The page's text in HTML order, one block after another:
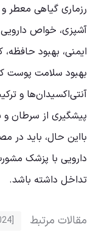
رزماری گیاهی معطر
آشپزی، خواص
ایمنی، بهبود
بهبود سلامت پوست
آنتی‌اکسیدان‌ها و
پیشگیری از سرطان و
بااین حال، باید در
دارویی با پزشک
تداخل داشته باشد.
مقالات مرتبط
[10/24/2024 5:34 PM] خرید ممبر گروه تلگرام